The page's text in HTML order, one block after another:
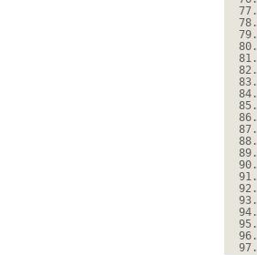
77.
78.
79.
80.
81.
82.
83.
84.
85.
86.
87.
88.
89.
90.
91.
92.
93.
94.
95.
96.
97.